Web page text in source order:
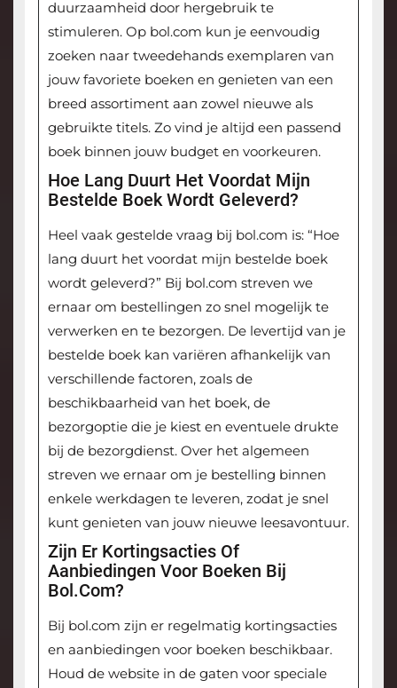
duurzaamheid door hergebruik te
stimuleren. Op bol.com kun je eenvoudig
zoeken naar tweedehands exemplaren van
jouw favoriete boeken en genieten van een
breed assortiment aan zowel nieuwe als
gebruikte titels. Zo vind je altijd een passend
boek binnen jouw budget en voorkeuren.
Hoe Lang Duurt Het Voordat Mijn
Bestelde Boek Wordt Geleverd?
Heel vaak gestelde vraag bij bol.com is: “Hoe
lang duurt het voordat mijn bestelde boek
wordt geleverd?” Bij bol.com streven we
ernaar om bestellingen zo snel mogelijk te
verwerken en te bezorgen. De levertijd van je
bestelde boek kan variëren afhankelijk van
verschillende factoren, zoals de
beschikbaarheid van het boek, de
bezorgoptie die je kiest en eventuele drukte
bij de bezorgdienst. Over het algemeen
streven we ernaar om je bestelling binnen
enkele werkdagen te leveren, zodat je snel
kunt genieten van jouw nieuwe leesavontuur.
Zijn Er Kortingsacties Of
Aanbiedingen Voor Boeken Bij
Bol.com?
Bij bol.com zijn er regelmatig kortingsacties
en aanbiedingen voor boeken beschikbaar.
Houd de website in de gaten voor speciale